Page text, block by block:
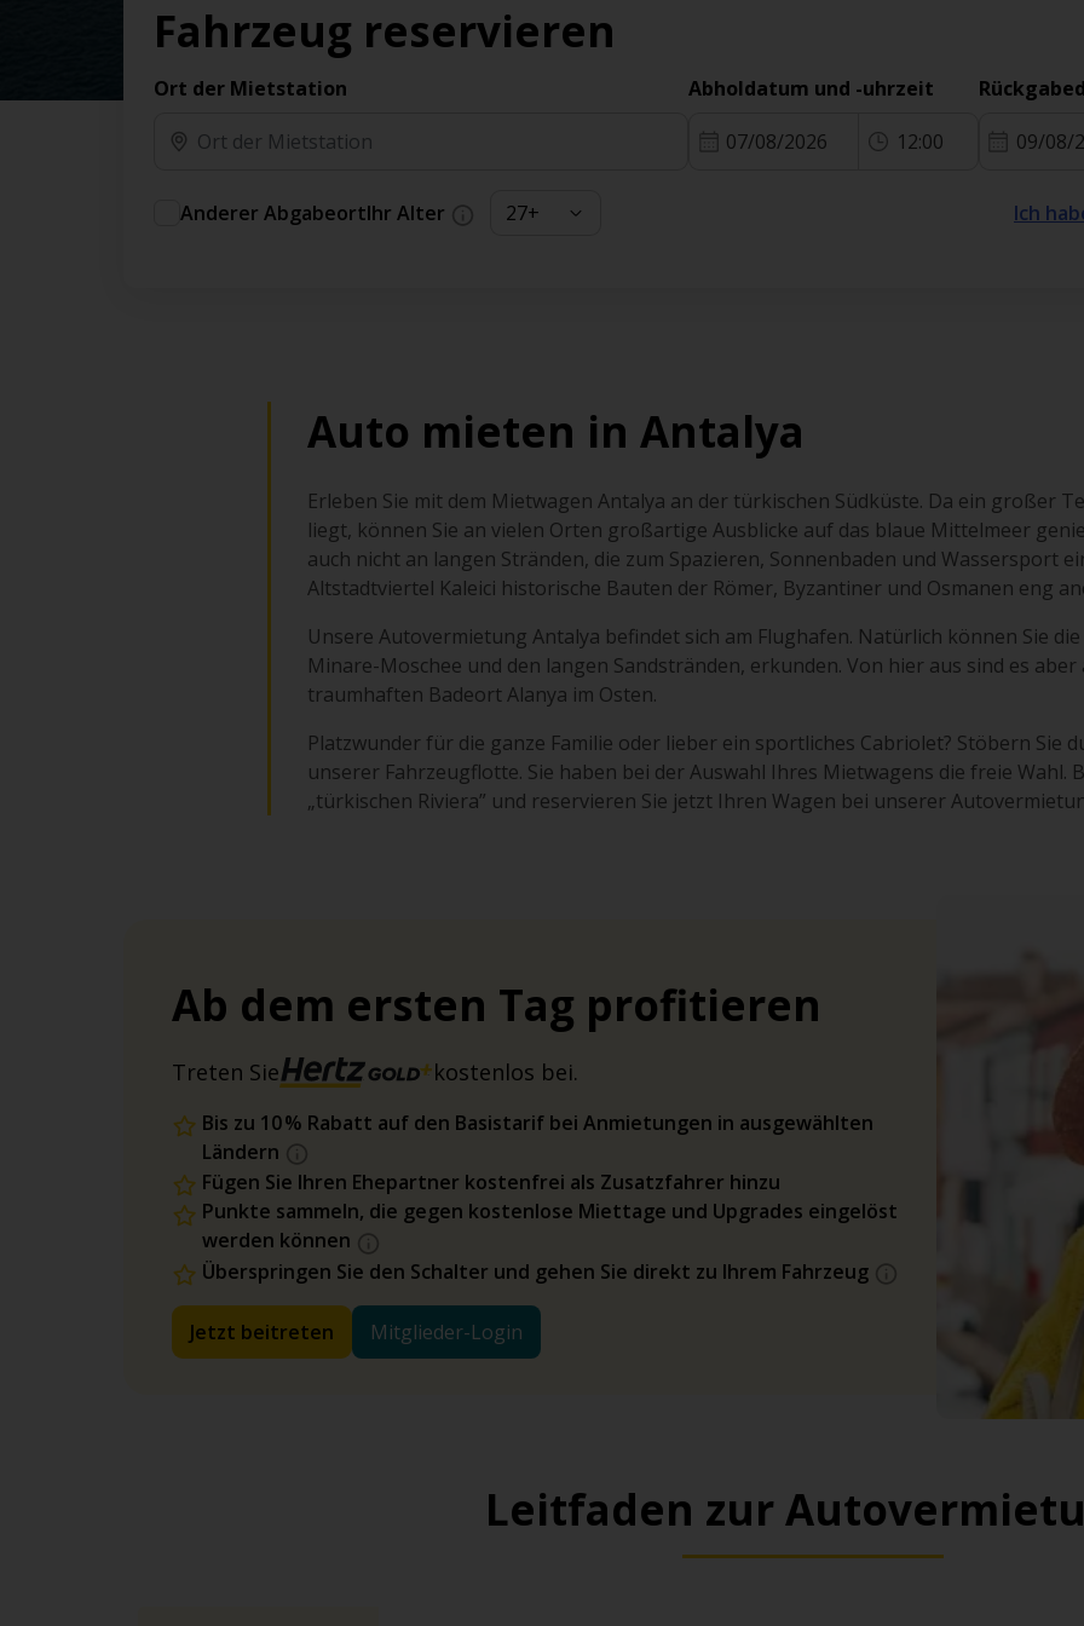
Vorteilen und Prämien an.
Sie können direkt zu Ihrem Auto gehen, ohne
An ausgewählten Standorten erhältlich.
Fahrzeug reservieren
Ort der Mietstation Abholdatum und -uhrzeit
07/08/2026 12:00 09/08/
Anderer AbgabeortIhr Alter Ich
Auto mieten in Antalya
Erleben Sie mit dem Mietwagen Antalya an der türkischen Südküste. Da ein großer
liegt, können Sie an vielen Orten großartige Ausblicke auf das blaue Mittelmeer
auch nicht an langen Stränden, die zum Spazieren, Sonnenbaden und Wassersport
Altstadtviertel Kaleici historische Bauten der Römer, Byzantiner und Osmanen eng
Unsere Autovermietung Antalya befindet sich am Flughafen. Natürlich können Sie
Minare-Moschee und den langen Sandstränden, erkunden. Von hier aus sind es
traumhaften Badeort Alanya im Osten.
Platzwunder für die ganze Familie oder lieber ein sportliches Cabriolet? Stöbern Sie
unserer Fahrzeugflotte. Sie haben bei der Auswahl Ihres Mietwagens die freie Wahl.
„türkischen Riviera” und reservieren Sie jetzt Ihren Wagen bei unserer
Ab dem ersten Tag profitieren
Treten Sie kostenlos bei.
Bis zu 10 % Rabatt auf den Basistarif bei Anmietungen in ausgewählten
Ländern
Fügen Sie Ihren Ehepartner kostenfrei als Zusatzfahrer hinzu
Punkte sammeln, die gegen kostenlose Miettage und Upgrades eingelöst
werden können
Überspringen Sie den Schalter und gehen Sie direkt zu Ihrem Fahrzeug
Jetzt beitreten Mitglieder-Login
Leitfaden zur